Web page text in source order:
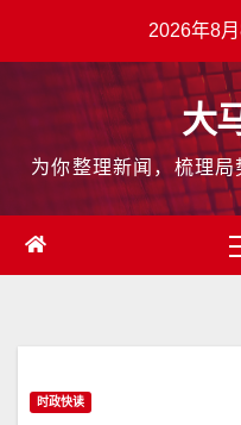
2026年8月
大
为你整理新闻，梳理
时政快读